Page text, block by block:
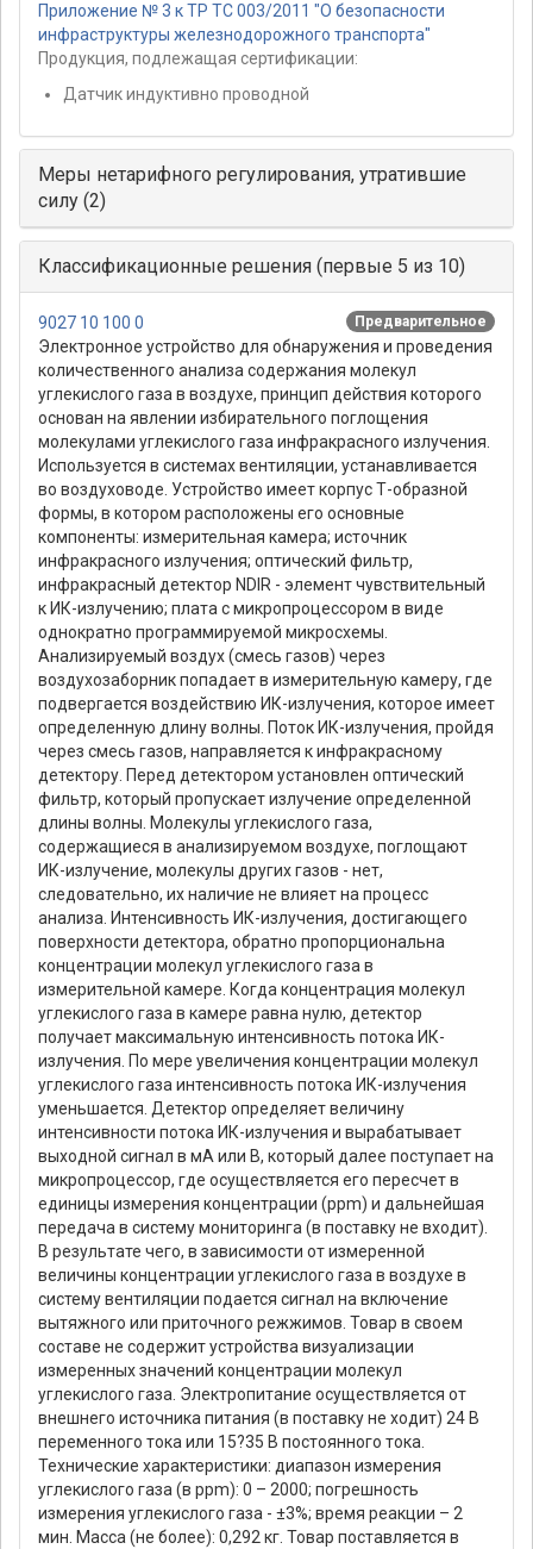
Приложение № 3 к ТР ТС 003/2011 "О безопасности
инфраструктуры железнодорожного транспорта"
Продукция, подлежащая сертификации:
Датчик индуктивно проводной
Меры нетарифного регулирования, утратившие
силу (2)
Классификационные решения (первые 5 из 10)
Предварительное
9027 10 100 0
Электронное устройство для обнаружения и проведения
количественного анализа содержания молекул
углекислого газа в воздухе, принцип действия которого
основан на явлении избирательного поглощения
молекулами углекислого газа инфракрасного излучения.
Используется в системах вентиляции, устанавливается
во воздуховоде. Устройство имеет корпус Т-образной
формы, в котором расположены его основные
компоненты: измерительная камера; источник
инфракрасного излучения; оптический фильтр,
инфракрасный детектор NDIR - элемент чувствительный
к ИК-излучению; плата с микропроцессором в виде
однократно программируемой микросхемы.
Анализируемый воздух (смесь газов) через
воздухозаборник попадает в измерительную камеру, где
подвергается воздействию ИК-излучения, которое имеет
определенную длину волны. Поток ИК-излучения, пройдя
через смесь газов, направляется к инфракрасному
детектору. Перед детектором установлен оптический
фильтр, который пропускает излучение определенной
длины волны. Молекулы углекислого газа,
содержащиеся в анализируемом воздухе, поглощают
ИК-излучение, молекулы других газов - нет,
следовательно, их наличие не влияет на процесс
анализа. Интенсивность ИК-излучения, достигающего
поверхности детектора, обратно пропорциональна
концентрации молекул углекислого газа в
измерительной камере. Когда концентрация молекул
углекислого газа в камере равна нулю, детектор
получает максимальную интенсивность потока ИК-
излучения. По мере увеличения концентрации молекул
углекислого газа интенсивность потока ИК-излучения
уменьшается. Детектор определяет величину
интенсивности потока ИК-излучения и вырабатывает
выходной сигнал в мА или В, который далее поступает на
микропроцессор, где осуществляется его пересчет в
единицы измерения концентрации (ppm) и дальнейшая
передача в систему мониторинга (в поставку не входит).
В результате чего, в зависимости от измеренной
величины концентрации углекислого газа в воздухе в
систему вентиляции подается сигнал на включение
вытяжного или приточного режжимов. Товар в своем
составе не содержит устройства визуализации
измеренных значений концентрации молекул
углекислого газа. Электропитание осуществляется от
внешнего источника питания (в поставку не ходит) 24 В
переменного тока или 15?35 В постоянного тока.
Технические характеристики: диапазон измерения
углекислого газа (в ppm): 0 – 2000; погрешность
измерения углекислого газа - ±3%; время реакции – 2
мин. Масса (не более): 0,292 кг. Товар поставляется в